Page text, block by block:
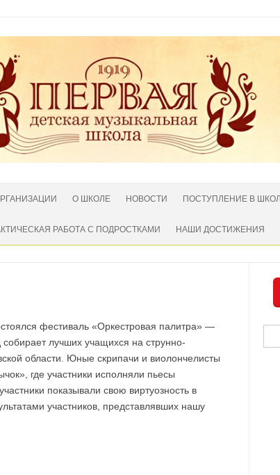
О ШКОЛЕ НОВОСТИ ПОСТУПЛЕНИЕ В
РАБОТА С ПОДРОСТКАМИ НАШИ ДОСТИЖЕНИЯ
фестиваль «Оркестровая палитра» —
лучших учащихся на струнно-
области. Юные скрипачи и виолончелисты
где участники исполняли пьесы
показывали свою виртуозность в
участников, представлявших нашу